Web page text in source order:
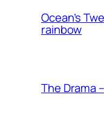
Ocean’s
rainbow
The Drama